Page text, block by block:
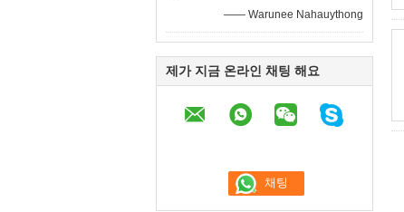
—— Warunee Nahauythong
제가 지금 온라인 채팅 해요